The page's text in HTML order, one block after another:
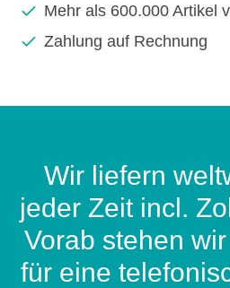
Mehr als 600.000 Artikel
Zahlung auf Rechnung
Wir liefern
jeder Zeit incl.
Vorab stehen
für eine